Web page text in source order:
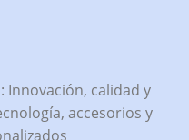
Innovación, calidad y
accesorios y